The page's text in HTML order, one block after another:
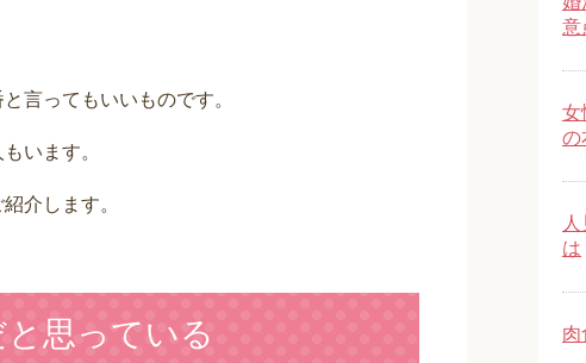
言ってもいいものです。
います。
介します。
思っている
意
女
の
は
肉